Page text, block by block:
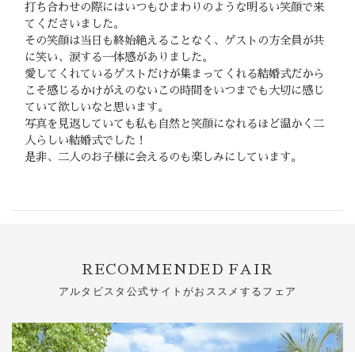
打ち合わせの際にはいつもひまわりのような明るい笑顔で来
てくださいました。
その笑顔は当日も終始絶えることなく、ゲストの方全員が共
に笑い、涙する一体感がありました。
愛してくれているゲストだけが集まってくれる結婚式だから
こそ感じるかけがえのないこの時間をいつまでも大切に感じ
ていて欲しいなと思います。
写真を見返していても私も自然と笑顔になれるほど温かく二
人らしい結婚式でした！
是非、二人のお子様に会えるのも楽しみにしています。
RECOMMENDED FAIR
アルタビスタ公式サイトがおススメするフェア